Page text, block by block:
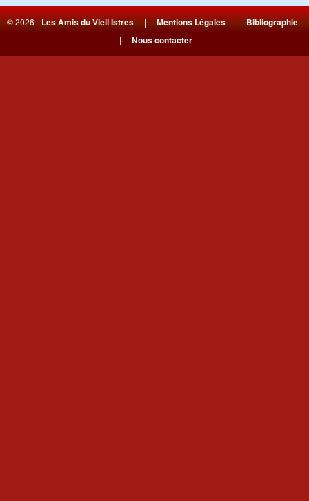
© 2026 -Les Amis du Vieil Istres|Mentions Légales|Bibliographie
| Nous contacter